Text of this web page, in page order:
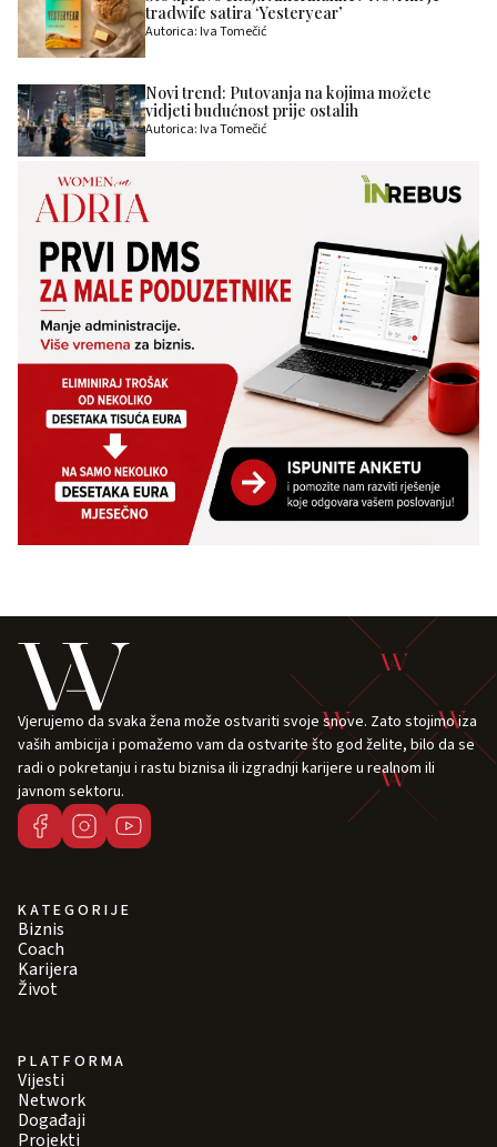
tradwife satira ‘Yesteryear’
Autorica: Iva Tomečić
Novi trend: Putovanja na kojima možete
vidjeti budućnost prije ostalih
Autorica: Iva Tomečić
Vjerujemo da svaka žena može ostvariti svoje snove. Zato stojimo iza
vaših ambicija i pomažemo vam da ostvarite što god želite, bilo da se
radi o pokretanju i rastu biznisa ili izgradnji karijere u realnom ili
javnom sektoru.
KATEGORIJE
Biznis
Coach
Karijera
Život
PLATFORMA
Vijesti
Network
Događaji
Projekti